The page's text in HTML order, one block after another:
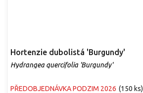
Hortenzie dubolistá 'Burgundy'
Hydrangea quercifolia 'Burgundy'
PŘEDOBJEDNÁVKA PODZIM 2026 (150 ks)